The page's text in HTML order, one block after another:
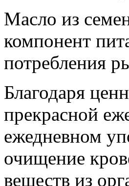
Масло из
компонент
потребления
Благодаря
прекрасной
ежедневном
очищение
веществ из